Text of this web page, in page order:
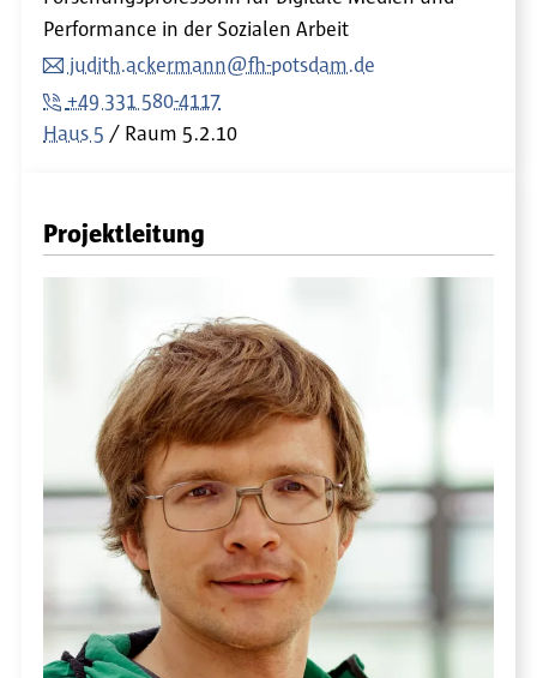
Performance in der Sozialen Arbeit
judith.ackermann@fh-potsdam.de
+49 331 580-4117
Haus 5
Raum 5.2.10
Projektleitung